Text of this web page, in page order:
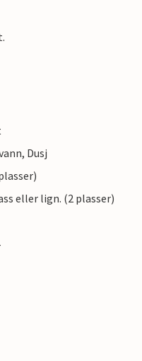
Dusj
eller lign. (2 plasser)